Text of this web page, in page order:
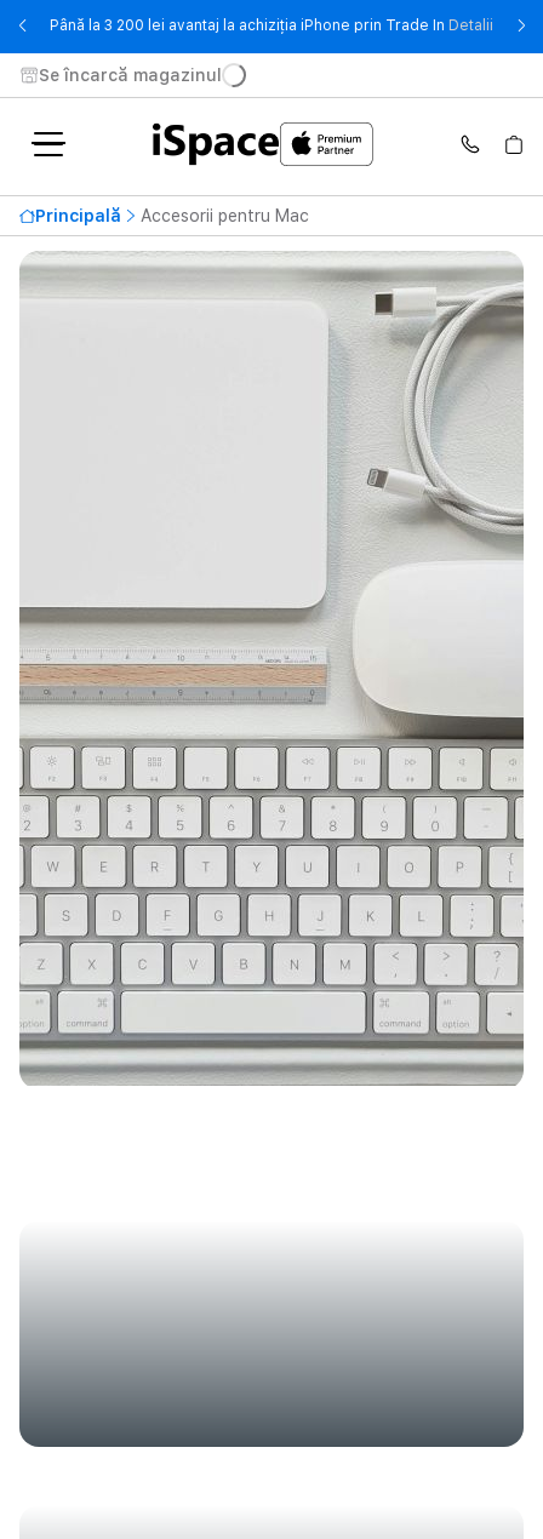
Până la 3 200 lei avantaj la achiziția iPhone prin Trade In Detalii -
Se încarcă magazinul
Principală Accesorii pentru Mac